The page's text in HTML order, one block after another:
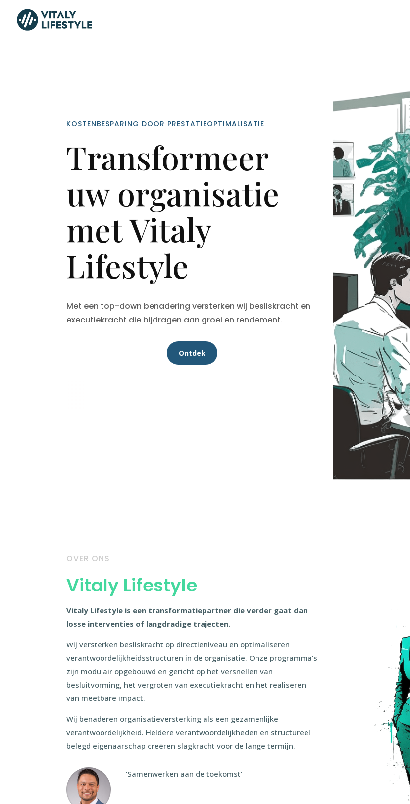
KOSTENBESPARING DOOR PRESTATIEOPTIMALISATIE
Transformeer
uw organisatie
met Vitaly
Lifestyle
Met een top-down benadering versterken wij besliskracht en
executiekracht die bijdragen aan groei en rendement.
Ontdek
OVER ONS
Vitaly Lifestyle
Vitaly Lifestyle is een transformatiepartner die verder gaat dan
losse interventies of langdradige trajecten.
Wij versterken besliskracht op directieniveau en optimaliseren
verantwoordelijkheidsstructuren in de organisatie. Onze programma’s
zijn modulair opgebouwd en gericht op het versnellen van
besluitvorming, het vergroten van executiekracht en het realiseren
van meetbare impact.
Wij benaderen organisatieversterking als een gezamenlijke
verantwoordelijkheid. Heldere verantwoordelijkheden en structureel
belegd eigenaarschap creëren slagkracht voor de lange termijn.
‘Samenwerken aan de toekomst’